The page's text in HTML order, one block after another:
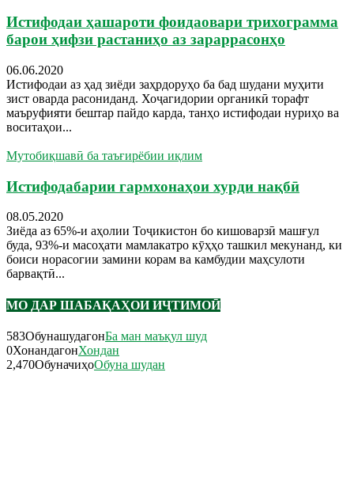
Истифодаи ҳашароти фоидаовари трихограмма
барои ҳифзи растаниҳо аз зараррасонҳо
06.06.2020
Истифодаи аз ҳад зиёди заҳрдоруҳо ба бад шудани муҳити
зист оварда расониданд. Хоҷагидории органикӣ торафт
маъруфияти бештар пайдо карда, танҳо истифодаи нуриҳо ва
воситаҳои...
Мутобиқшавӣ ба таъғирёбии иқлим
Истифодабарии гармхонаҳои хурди нақбӣ
08.05.2020
Зиёда аз 65%-и аҳолии Тоҷикистон бо кишоварзӣ машғул
буда, 93%-и масоҳати мамлакатро кӯҳҳо ташкил мекунанд, ки
боиси норасогии замини корам ва камбудии маҳсулоти
барвақтӣ...
МО ДАР ШАБАҚАҲОИ ИҶТИМОӢ
583ОбунашудагонБа ман маъқул шуд
0ХонандагонХондан
2,470ОбуначиҳоОбуна шудан